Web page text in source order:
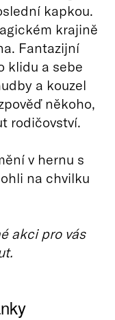
kapkou.
krajině
Fantazijní
klidu a sebe
a kouzel
někoho,
rodičovství.
v hernu s
na chvilku
akci pro vás